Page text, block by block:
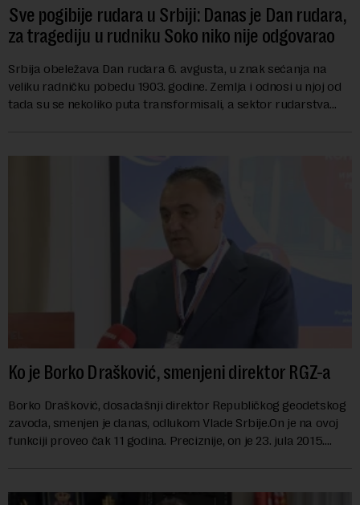
Sve pogibije rudara u Srbiji: Danas je Dan rudara,
za tragediju u rudniku Soko niko nije odgovarao
Srbija obeležava Dan rudara 6. avgusta, u znak sećanja na
veliku radničku pobedu 1903. godine. Zemlja i odnosi u njoj od
tada su se nekoliko puta transformisali, a sektor rudarstva
Ko je Borko Drašković, smenjeni direktor RGZ-a
Borko Drašković, dosadašnji direktor Republičkog geodetskog
zavoda, smenjen je danas, odlukom Vlade Srbije.On je na ovoj
funkciji proveo čak 11 godina. Preciznije, on je 23. jula 2015.